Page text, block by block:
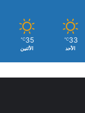
33
℃
الأحد
35
℃
الأثنين